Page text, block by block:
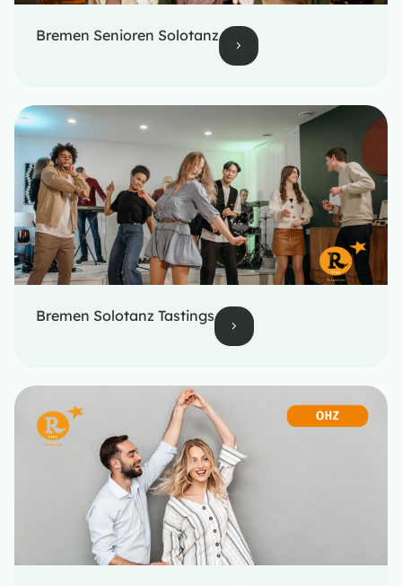
Bremen Senioren Solotanz
Bremen Solotanz Tastings